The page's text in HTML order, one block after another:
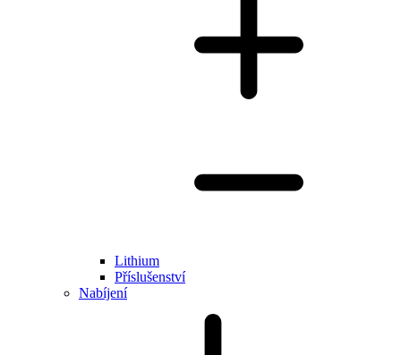
Lithium
Příslušenství
Nabíjení